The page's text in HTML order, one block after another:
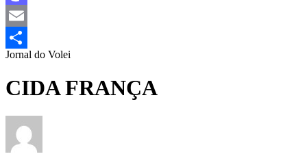
Mastodon
Email
Share
Jornal do Volei
CIDA FRANÇA